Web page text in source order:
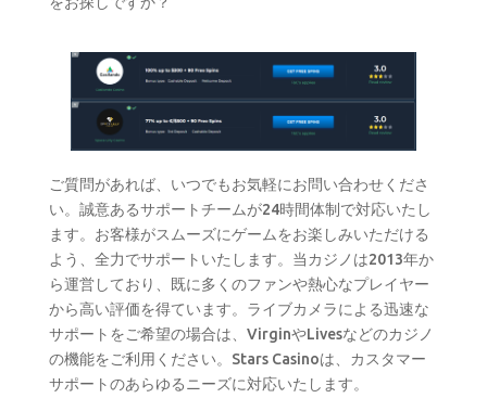
ご質問があれば、いつでもお気軽にお問い合わせくださ
い。誠意あるサポートチームが24時間体制で対応いたし
ます。お客様がスムーズにゲームをお楽しみいただける
よう、全力でサポートいたします。当カジノは2013年か
ら運営しており、既に多くのファンや熱心なプレイヤー
から高い評価を得ています。ライブカメラによる迅速な
サポートをご希望の場合は、VirginやLivesなどのカジノ
の機能をご利用ください。Stars Casinoは、カスタマー
サポートのあらゆるニーズに対応いたします。